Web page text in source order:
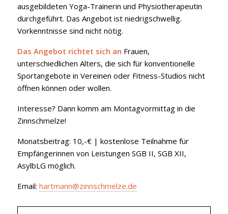
ausgebildeten Yoga-Trainerin und Physiotherapeutin
durchgeführt. Das Angebot ist niedrigschwellig.
Vorkenntnisse sind nicht nötig.
Das Angebot richtet sich an Frauen,
unterschiedlichen Alters, die sich für konventionelle
Sportangebote in Vereinen oder Fitness-Studios nicht
öffnen können oder wollen.
Interesse? Dann komm am Montagvormittag in die
Zinnschmelze!
Monatsbeitrag: 10,-€ | kostenlose Teilnahme für
Empfängerinnen von Leistungen SGB II, SGB XII,
AsylbLG möglich.
Email: hartmann@zinnschmelze.de